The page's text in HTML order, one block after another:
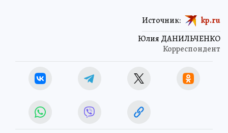
Юлия ДАНИЛЬЧЕНКО
Корреспондент
Источник: kp.ru